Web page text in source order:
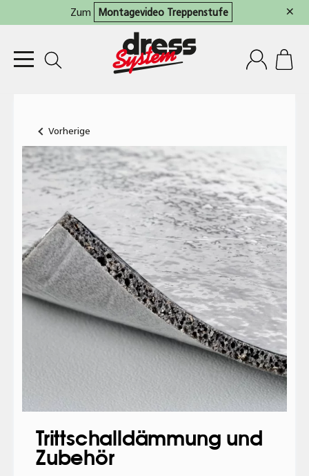
Zum Montagevideo Treppenstufe ×
Vorherige
Trittschalldämmung und
Zubehör